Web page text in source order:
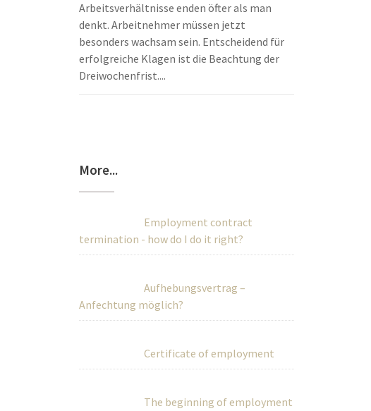
Arbeitsverhältnisse enden öfter als man
denkt. Arbeitnehmer müssen jetzt
besonders wachsam sein. Entscheidend für
erfolgreiche Klagen ist die Beachtung der
Dreiwochenfrist....
More...
Employment contract
termination - how do I do it right?
Aufhebungsvertrag –
Anfechtung möglich?
Certificate of employment
The beginning of employment